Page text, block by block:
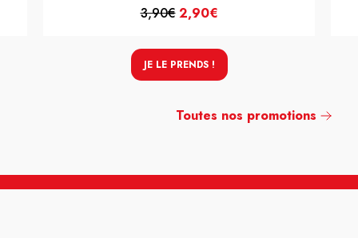
3,90€2,90€
JE LE PRENDS !
Toutes nos promotions